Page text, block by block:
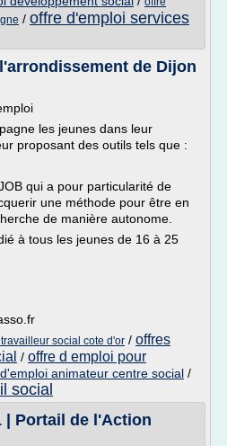
/ offre d'emploi services
de Dijon
les jeunes dans leur
proposant des outils tels que :
qui a pour particularité de
une méthode pour être en
de manière autonome.
à tous les jeunes de 16 à 25
social cote d'or / offres
/ offre d emploi pour
animateur centre social /
social
| Portail de l'Action